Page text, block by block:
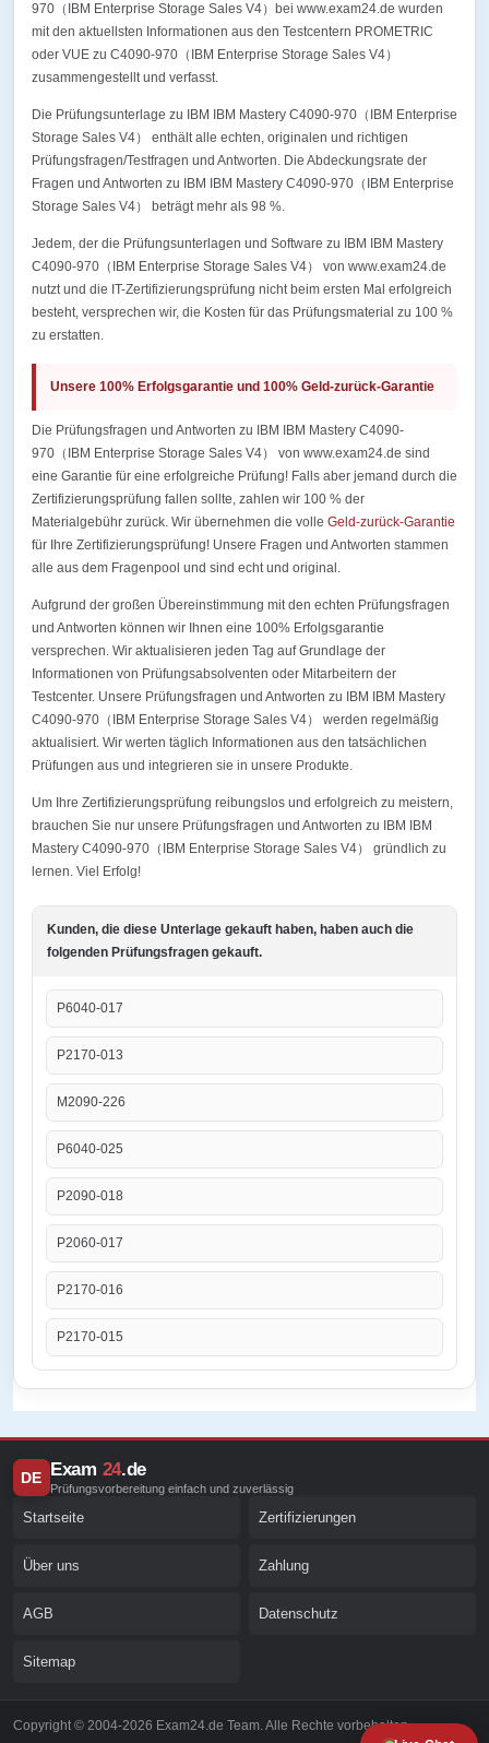
970（IBM Enterprise Storage Sales V4）bei www.exam24.de wurden
mit den aktuellsten Informationen aus den Testcentern PROMETRIC
oder VUE zu C4090-970（IBM Enterprise Storage Sales V4）
zusammengestellt und verfasst.
Die Prüfungsunterlage zu IBM IBM Mastery C4090-970（IBM Enterprise
Storage Sales V4） enthält alle echten, originalen und richtigen
Prüfungsfragen/Testfragen und Antworten. Die Abdeckungsrate der
Fragen und Antworten zu IBM IBM Mastery C4090-970（IBM Enterprise
Storage Sales V4） beträgt mehr als 98 %.
Jedem, der die Prüfungsunterlagen und Software zu IBM IBM Mastery
C4090-970（IBM Enterprise Storage Sales V4） von www.exam24.de
nutzt und die IT-Zertifizierungsprüfung nicht beim ersten Mal erfolgreich
besteht, versprechen wir, die Kosten für das Prüfungsmaterial zu 100 %
zu erstatten.
Unsere 100% Erfolgsgarantie und 100% Geld-zurück-Garantie
Die Prüfungsfragen und Antworten zu IBM IBM Mastery C4090-
970（IBM Enterprise Storage Sales V4） von www.exam24.de sind
eine Garantie für eine erfolgreiche Prüfung! Falls aber jemand durch die
Zertifizierungsprüfung fallen sollte, zahlen wir 100 % der
Materialgebühr zurück. Wir übernehmen die volle Geld-zurück-Garantie
für Ihre Zertifizierungsprüfung! Unsere Fragen und Antworten stammen
alle aus dem Fragenpool und sind echt und original.
Aufgrund der großen Übereinstimmung mit den echten Prüfungsfragen
und Antworten können wir Ihnen eine 100% Erfolgsgarantie
versprechen. Wir aktualisieren jeden Tag auf Grundlage der
Informationen von Prüfungsabsolventen oder Mitarbeitern der
Testcenter. Unsere Prüfungsfragen und Antworten zu IBM IBM Mastery
C4090-970（IBM Enterprise Storage Sales V4） werden regelmäßig
aktualisiert. Wir werten täglich Informationen aus den tatsächlichen
Prüfungen aus und integrieren sie in unsere Produkte.
Um Ihre Zertifizierungsprüfung reibungslos und erfolgreich zu meistern,
brauchen Sie nur unsere Prüfungsfragen und Antworten zu IBM IBM
Mastery C4090-970（IBM Enterprise Storage Sales V4） gründlich zu
lernen. Viel Erfolg!
Kunden, die diese Unterlage gekauft haben, haben auch die
folgenden Prüfungsfragen gekauft.
P6040-017
P2170-013
M2090-226
P6040-025
P2090-018
P2060-017
P2170-016
P2170-015
DE Exam 24.de
Prüfungsvorbereitung einfach und zuverlässig
Startseite Zertifizierungen
Über uns Zahlung
AGB Datenschutz
Sitemap
Copyright © 2004-2026 Exam24.de Team. Alle Rechte vorbehalten.